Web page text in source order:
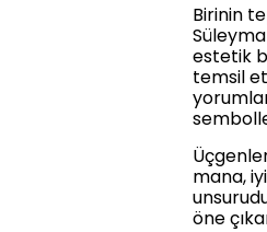
Birinin
estetik
temsil
mana,
öne